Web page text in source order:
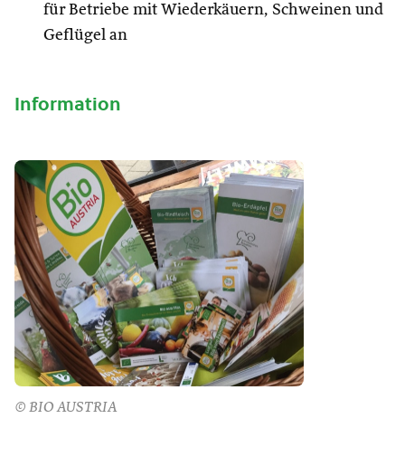
für Betriebe mit Wiederkäuern, Schweinen und
Geflügel an
Information
© BIO AUSTRIA